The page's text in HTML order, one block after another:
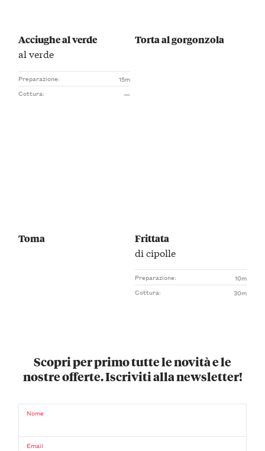
Acciughe al verde
al verde
Preparazione:
15m
Cottura:
—
Torta al gorgonzola
Toma
Frittata
di cipolle
Preparazione:
10m
Cottura:
30m
Scopri per primo tutte le novità e le
nostre offerte. Iscriviti alla newsletter!
Nome
Email